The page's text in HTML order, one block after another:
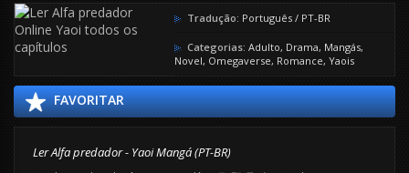
Tradução: Português / PT-BR
Categorias: Adulto, Drama, Mangás,
Novel, Omegaverse, Romance, Yaois
FAVORITAR
Ler Alfa predador - Yaoi Mangá (PT-BR)